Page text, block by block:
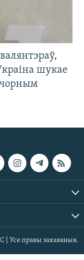
шукае
| Усе правы захаваныя.